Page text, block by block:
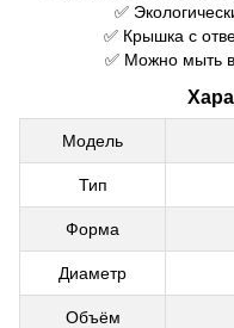
✅
✅ Крышка с
✅ Можно мыть
Модель
Тип
Форма
Диаметр
Объём